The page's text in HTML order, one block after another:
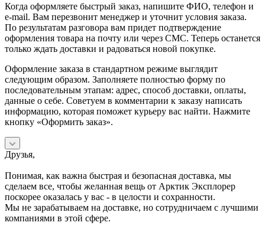
Когда оформляете быстрый заказ, напишите ФИО, телефон и
e-mail. Вам перезвонит менеджер и уточнит условия заказа.
По результатам разговора вам придет подтверждение
оформления товара на почту или через СМС. Теперь останется
только ждать доставки и радоваться новой покупке.
Оформление заказа в стандартном режиме выглядит
следующим образом. Заполняете полностью форму по
последовательным этапам: адрес, способ доставки, оплаты,
данные о себе. Советуем в комментарии к заказу написать
информацию, которая поможет курьеру вас найти. Нажмите
кнопку «Оформить заказ».
Друзья,
Понимая, как важна быстрая и безопасная доставка, мы
сделаем все, чтобы желанная вещь от Арктик Эксплорер
поскорее оказалась у вас - в целости и сохранности.
Мы не зарабатываем на доставке, но сотрудничаем с лучшими
компаниями в этой сфере.